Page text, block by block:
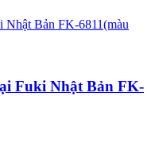
Fuki Nhật Bản FK-